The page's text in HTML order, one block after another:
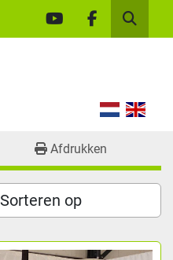
youtubefacebook
Zoek
Afdrukken
Sorteren op